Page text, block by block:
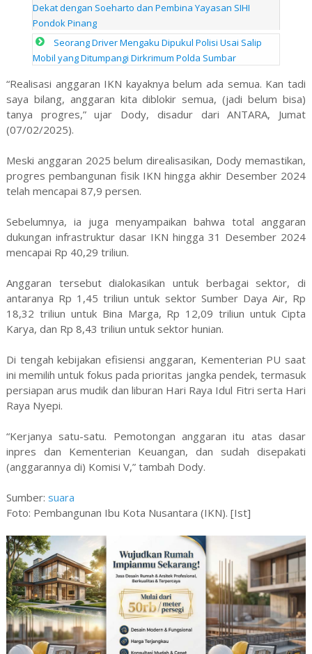
Dekat dengan Soeharto dan Pembina Yayasan SIHI
Pondok Pinang
Seorang Driver Mengaku Dipukul Polisi Usai Salip
Mobil yang Ditumpangi Dirkrimum Polda Sumbar
“Realisasi anggaran IKN kayaknya belum ada semua. Kan tadi
saya bilang, anggaran kita diblokir semua, (jadi belum bisa)
tanya progres,” ujar Dody, disadur dari ANTARA, Jumat
(07/02/2025).
Meski anggaran 2025 belum direalisasikan, Dody memastikan,
progres pembangunan fisik IKN hingga akhir Desember 2024
telah mencapai 87,9 persen.
Sebelumnya, ia juga menyampaikan bahwa total anggaran
dukungan infrastruktur dasar IKN hingga 31 Desember 2024
mencapai Rp 40,29 triliun.
Anggaran tersebut dialokasikan untuk berbagai sektor, di
antaranya Rp 1,45 triliun untuk sektor Sumber Daya Air, Rp
18,32 triliun untuk Bina Marga, Rp 12,09 triliun untuk Cipta
Karya, dan Rp 8,43 triliun untuk sektor hunian.
Di tengah kebijakan efisiensi anggaran, Kementerian PU saat
ini memilih untuk fokus pada prioritas jangka pendek, termasuk
persiapan arus mudik dan liburan Hari Raya Idul Fitri serta Hari
Raya Nyepi.
“Kerjanya satu-satu. Pemotongan anggaran itu atas dasar
inpres dan Kementerian Keuangan, dan sudah disepakati
(anggarannya di) Komisi V,” tambah Dody.
Sumber: suara
Foto: Pembangunan Ibu Kota Nusantara (IKN). [Ist]